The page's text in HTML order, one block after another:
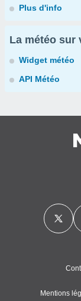
Plus d'info
La météo sur
Widget météo
API Météo
Mentions